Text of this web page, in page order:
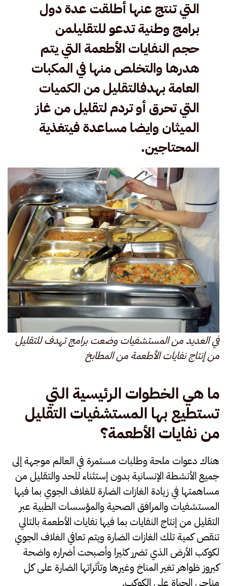
التي تنتج عنها أطلقت عدة دول
برامج وطنية تدعو للتقليلمن
حجم النفايات الأطعمة التي يتم
هدرها والتخلص منها في المكبات
العامة بهدفالتقليل من الكميات
التي تحرق أو تردم لتقليل من غاز
الميثان وايضا مساعدة فيتغذية
المحتاجين.
في العديد من المستشفيات وضعت برامج تهدف للتقليل
من إنتاج نفايات الأطعمة من المطابخ
ما هي الخطوات الرئيسية التي
تستطيع بها المستشفيات التقليل
من نفايات الأطعمة؟
هناك دعوات ملحة وطلبات مستمرة في العالم موجهة إلى
جميع الأنشطة الإنسانية بدون إستثناء للحد والتقليل من
مساهمتها في زيادة الغازات الضارة للغلاف الجوي بما فيها
المستشفيات والمرافق الصحية والمؤسسات الطبية عبر
التقليل من إنتاج النفايات بما فيها نفايات الأطعمة بالتالي
تنقص كمية تلك الغازات الضارة ويتم تعافي الغلاف الجوي
لكوكب الأرض الذي تضرر كثيرا وأصبحت أضراره واضحة
كبروز ظواهر تغير المناخ وغيرها وتأثراتها الضارة على كل
مناحي الحياة على الكوكب.